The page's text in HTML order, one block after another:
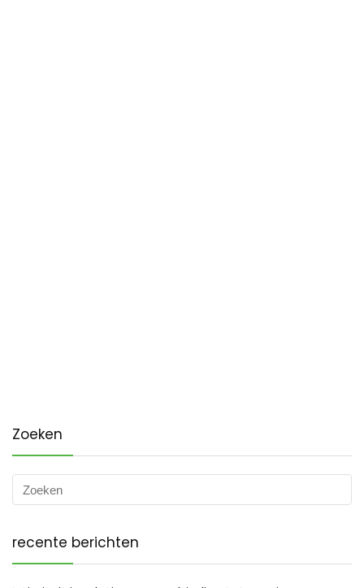
Zoeken
recente berichten